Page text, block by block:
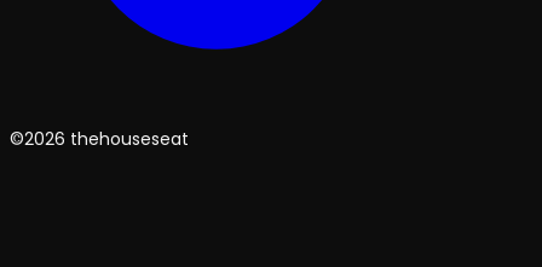
©2026 thehouseseat